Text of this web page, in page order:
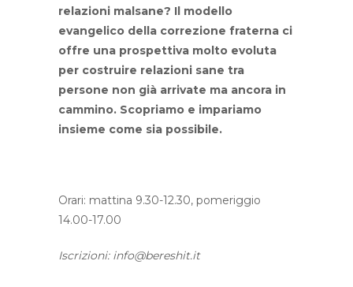
relazioni malsane? Il modello
evangelico della correzione fraterna ci
offre una prospettiva molto evoluta
per costruire relazioni sane tra
persone non già arrivate ma ancora in
cammino. Scopriamo e impariamo
insieme come sia possibile.
Orari: mattina 9.30-12.30, pomeriggio
14.00-17.00
Iscrizioni: info@bereshit.it